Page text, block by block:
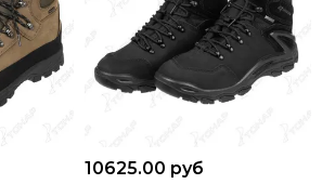
10625.00 руб